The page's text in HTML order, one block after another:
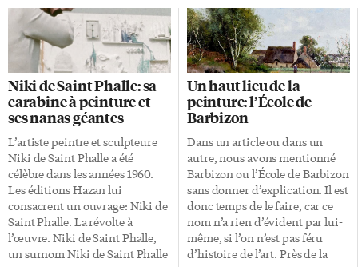
Québec, c’était le fils de Michel
Guindon (1816-1881) et de
Marie-Louise Bézénaire (1827-
1915). Son père, autrefois
marchand à Ruisseau Saint-
Hyacinthe puis à Williamstown
(Haut-Canada), était
cultivateur et juge de paix.
Nous connaissons très peu de
choses de l’enfance d’Arthur
Guindon. Il habitait sur la terre
familiale et il a probablement
fréquenté l’école du village. Ses
parents le destinaient à des
études plus poussées.
Formation intellectuelle […]
de la France. Il y a reçu le
premier prix de dessin en 1888.
Il suit ensuite l’enseignement
de William Bouguereau (1829-
1905), un peintre représentatif
de la peinture académique, et
d’Auguste Truphème (1836-
1898) à l’école des beaux-arts de
Paris. Portraits et paysages En
1898, il participe à l’Exposition
des beaux-arts en arts décoratifs
de Tours et […]
Niki de Saint Phalle: sa
carabine à peinture et
ses nanas géantes
L’artiste peintre et sculpteure
Niki de Saint Phalle a été
célèbre dans les années 1960.
Les éditions Hazan lui
consacrent un ouvrage: Niki de
Saint Phalle. La révolte à
l’œuvre. Niki de Saint Phalle,
un surnom Niki de Saint Phalle
Un haut lieu de la
peinture: l’École de
Barbizon
Dans un article ou dans un
autre, nous avons mentionné
Barbizon ou l’École de Barbizon
sans donner d’explication. Il est
donc temps de le faire, car ce
nom n’a rien d’évident par lui-
même, si l’on n’est pas féru
d’histoire de l’art. Près de la